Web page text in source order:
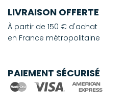
LIVRAISON OFFERTE
À partir de 150 € d'achat
en France métropolitaine
PAIEMENT SÉCURISÉ